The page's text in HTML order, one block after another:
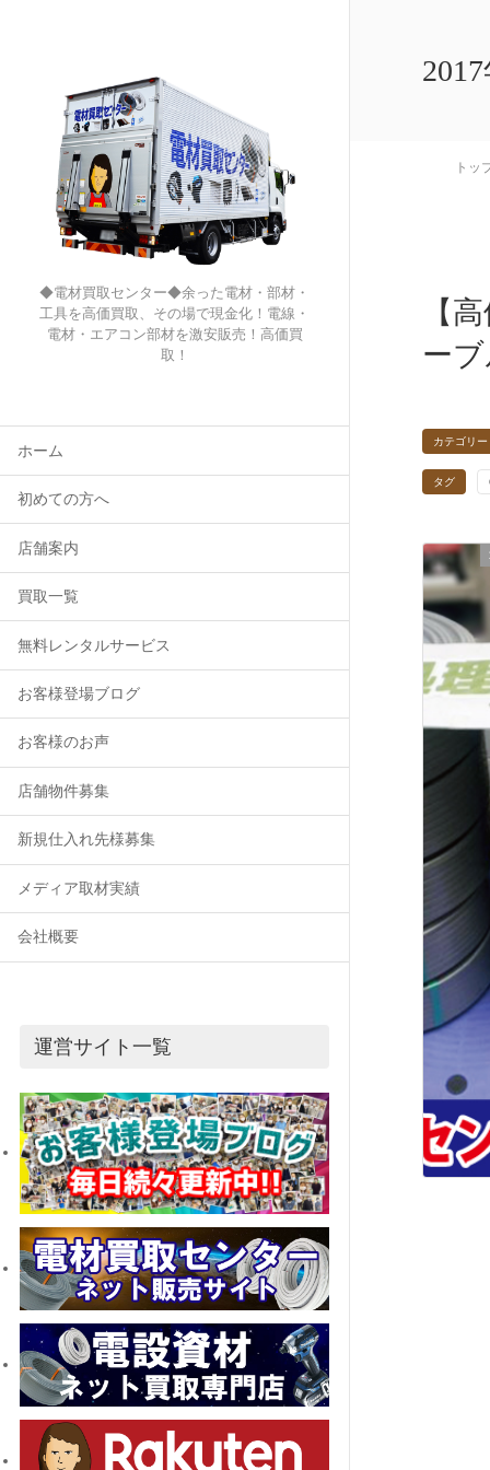
◆電材買取センター◆余った電材・部材・
工具を高価買取、その場で現金化！電線・
電材・エアコン部材を激安販売！高価買
取！
ホーム
初めての方へ
店舗案内
買取一覧
無料レンタルサービス
お客様登場ブログ
お客様のお声
店舗物件募集
新規仕入れ先様募集
メディア取材実績
会社概要
運営サイト一覧
トッ
【
ー
カテゴリー
タグ